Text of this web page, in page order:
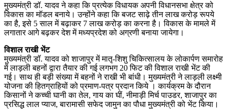
मुख्यमंत्री डॉ. यादव ने कहा कि प्रत्येक विधायक अपनी विधानसभा क्षेत्र को
विकास का मॉडल बनाये। उन्होंने कहा कि बजट साढ़े तीन लाख करोड़ रूपये
का है, इसे 5 साल में बढ़ाकर 7 लाख करोड़ का करना है। विकास के मामले में
लगातार आगे बढ़कर देश में मध्यप्रदेश को अग्रणी बनाया जायेगा।
विशाल राखी भेंट
मुख्यमंत्री डॉ. यादव को शाजापुर में मातृ-शिशु चिकित्सालय के लोकार्पण समारोह
में लाड़ली बहनों द्वारा तैयार की गई लगभग 20 फिट की विशाल राखी भेंट की
गई। साथ ही बड़ी संख्या में बहनों ने राखी भी बांधी। मुख्यमंत्री ने लाड़ली लक्ष्मी
योजना की हितग्राहियों को प्रमाण-पत्र प्रदान किये । कार्यक्रम के दौरान
किसानों ने कच्ची घानी का तेल, गाय का घीं, नीमाड़ी मिर्च पाउडर, शाजापुर का
प्रसिद्ध लाल प्याज, बारामासी सफेद जामुन का पौधा मुख्यमंत्री को भेंट किया।